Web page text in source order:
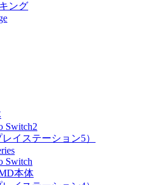
ング
Switch2
レイステーション5）
Switch
本体